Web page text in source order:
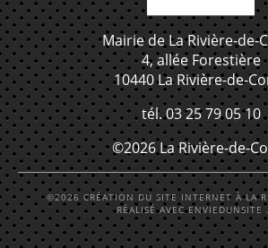
Mairie de La Rivière-de-
4, allée Forestière
10440 La Rivière-de-
tél. 03 25 79 05 10
©2026 La Rivière-de-
©2026 CRÉATION DU SITE INTERNET À LA
RÉALISÉ AVEC ENVIEDUNSITE